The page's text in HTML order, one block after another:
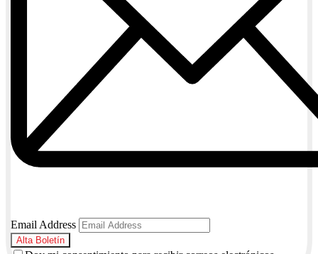
Email Address